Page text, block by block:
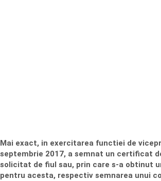
Mai exact, in exercitarea functiei de
septembrie 2017, a semnat un certificat
solicitat de fiul sau, prin care s-a obtinut
pentru acesta, respectiv semnarea unui